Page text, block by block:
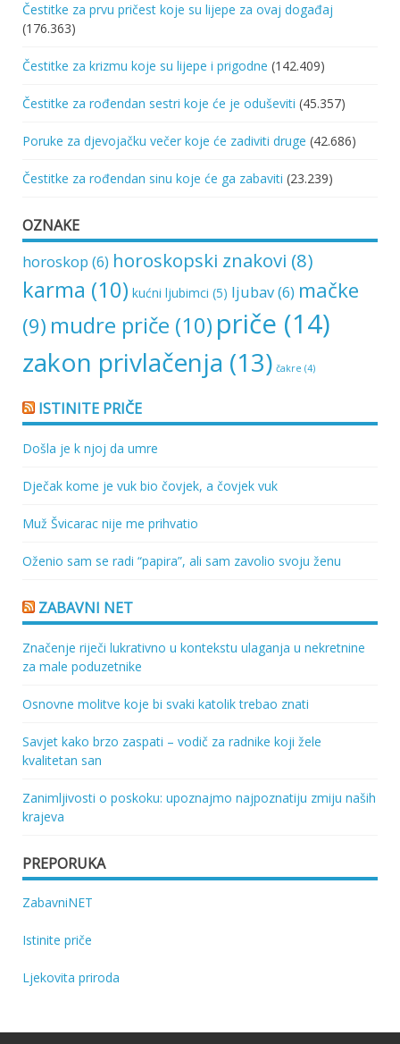
Čestitke za prvu pričest koje su lijepe za ovaj događaj
(176.363)
Čestitke za krizmu koje su lijepe i prigodne (142.409)
Čestitke za rođendan sestri koje će je oduševiti (45.357)
Poruke za djevojačku večer koje će zadiviti druge (42.686)
Čestitke za rođendan sinu koje će ga zabaviti (23.239)
OZNAKE
horoskop (6) horoskopski znakovi (8)
karma (10) kućni ljubimci (5) ljubav(6) mačke
(9) mudre priče (10) priče (14)
zakon privlačenja (13) čakre (4)
ISTINITE PRIČE
Došla je k njoj da umre
Dječak kome je vuk bio čovjek, a čovjek vuk
Muž Švicarac nije me prihvatio
Oženio sam se radi “papira”, ali sam zavolio svoju ženu
ZABAVNI NET
Značenje riječi lukrativno u kontekstu ulaganja u nekretnine
za male poduzetnike
Osnovne molitve koje bi svaki katolik trebao znati
Savjet kako brzo zaspati – vodič za radnike koji žele
kvalitetan san
Zanimljivosti o poskoku: upoznajmo najpoznatiju zmiju naših
krajeva
PREPORUKA
ZabavniNET
Istinite priče
Ljekovita priroda